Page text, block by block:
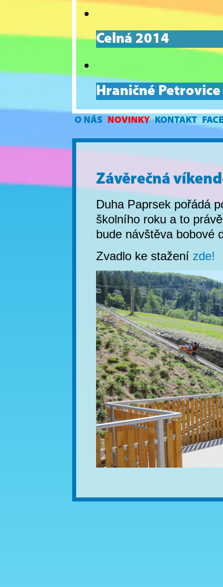
Celná 2014
Hraničné
O NÁS NOVINKY KONTAKT
Závěrečná
Duha Paprsek pořádá
školního roku a to
bude návštěva bobové
Zvadlo ke stažení zde!